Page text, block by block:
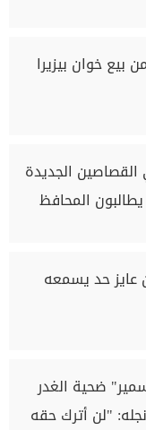
خوان بيزيرا
القصاصين الجديدة
المحافظ
حد يسمعه
ضحية الغدر
"لن أترك حقه